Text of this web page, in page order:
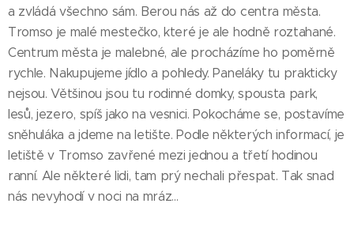
a zvládá všechno sám. Berou nás až do centra města.
Tromso je malé mestečko, které je ale hodně roztahané.
Centrum města je malebné, ale procházíme ho poměrně
rychle. Nakupujeme jídlo a pohledy. Paneláky tu prakticky
nejsou. Většinou jsou tu rodinné domky, spousta park,
lesů, jezero, spíš jako na vesnici. Pokocháme se, postavíme
sněhuláka a jdeme na letište. Podle některých informací, je
letiště v Tromso zavřené mezi jednou a třetí hodinou
ranní. Ale některé lidi, tam prý nechali přespat. Tak snad
nás nevyhodí v noci na mráz...